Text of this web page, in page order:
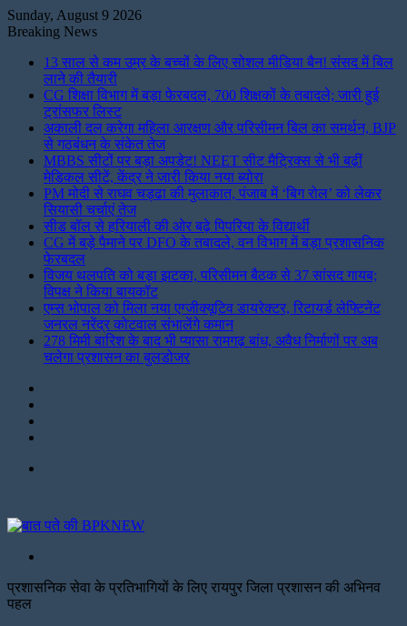
Sunday, August 9 2026
Breaking News
13 साल से कम उम्र के बच्चों के लिए सोशल मीडिया बैन! संसद में बिल
लाने की तैयारी
CG शिक्षा विभाग में बड़ा फेरबदल, 700 शिक्षकों के तबादले; जारी हुई
ट्रांसफर लिस्ट
अकाली दल करेगा महिला आरक्षण और परिसीमन बिल का समर्थन, BJP
से गठबंधन के संकेत तेज
MBBS सीटों पर बड़ा अपडेट! NEET सीट मैट्रिक्स से भी बढ़ीं
मेडिकल सीटें, केंद्र ने जारी किया नया ब्योरा
PM मोदी से राघव चड्ढा की मुलाकात, पंजाब में ‘बिग रोल’ को लेकर
सियासी चर्चाएं तेज
सीड बॉल से हरियाली की ओर बढ़े पिपरिया के विद्यार्थी
CG में बड़े पैमाने पर DFO के तबादले, वन विभाग में बड़ा प्रशासनिक
फेरबदल
विजय थलपति को बड़ा झटका, परिसीमन बैठक से 37 सांसद गायब;
विपक्ष ने किया बायकॉट
एम्स भोपाल को मिला नया एग्जीक्यूटिव डायरेक्टर, रिटायर्ड लेफ्टिनेंट
जनरल नरेंद्र कोटवाल संभालेंगे कमान
278 मिमी बारिश के बाद भी प्यासा रामगढ़ बांध, अवैध निर्माणों पर अब
चलेगा प्रशासन का बुलडोजर
प्रशासनिक सेवा के प्रतिभागियों के लिए रायपुर जिला प्रशासन की अभिनव
पहल